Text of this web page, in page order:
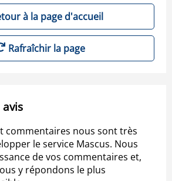
à la page d'accueil
Rafraîchir la page
commentaires nous sont très
le service Mascus. Nous
de vos commentaires et,
y répondons le plus